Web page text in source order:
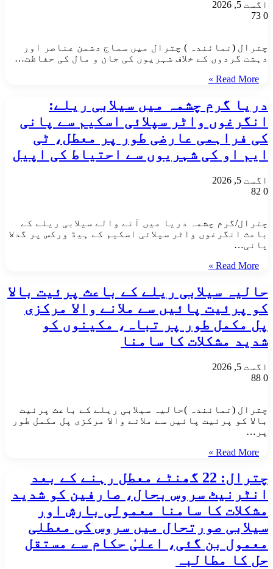
اگست 5, 2026
0
چترال (نمائندہ ) چترال میں سماج دشمن عناصر اور
دہشت گردوں کے خلاف شہریوں کی جان و مال کی حفاظت…
Read More »
دریا گرم چشمہ میں سیلابی ریلے:
انگرغوں واٹر سپلائی اسکیم سے پانی
کی فراہمی عارضی طور پر معطل، ٹی
ایم او کی شہریوں سے احتیاط کی اپیل
اگست 5, 2026
0
چترال/گرم چشمہ دریا میں آنے والے سیلابی ریلے کے
باعث انگرغوں واٹر سپلائی اسکیم کے ہیڈ ورکس پر گدلا
پانی…
Read More »
حالیہ سیلابی ریلے کے باعث پرئیت بالا
کو پرئیت پائیں سے ملانے والا مرکزی
پل مکمل طور پر تباہ، مکینوں کو
شدید مشکلات کا سامنا
اگست 5, 2026
0
چترال (نمائندہ )حالیہ سیلابی ریلے کے باعث پرئیت
بالا کو پرئیت پائیں سے ملانے والا مرکزی پل مکمل طور
پر…
Read More »
چترال: 22 گھنٹے معطل رہنے کے بعد
انٹرنیٹ سروس بحال، صارفین کو شدید
مشکلات کا سامنا ​معمولی بارش اور
سیلابی صورتحال میں سروس کی معطلی
معمول بن گئی، اعلیٰ حکام سے مستقل
حل کا مطالبہ